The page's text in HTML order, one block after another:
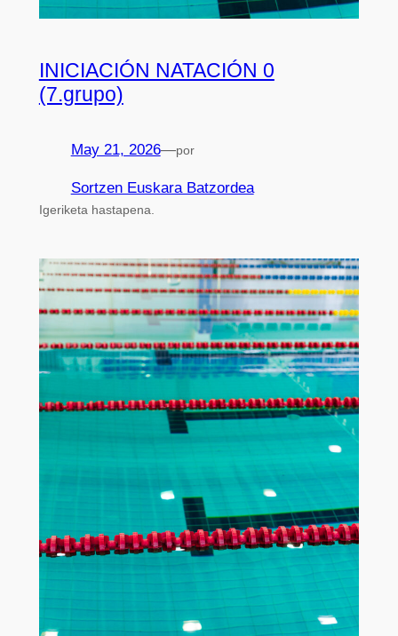
INICIACIÓN NATACIÓN 0
(7.grupo)
May 21, 2026—por
Sortzen Euskara Batzordea
Igeriketa hastapena.